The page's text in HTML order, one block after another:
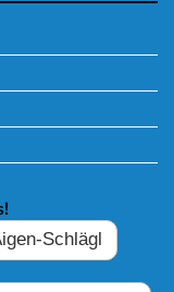
Schlägl